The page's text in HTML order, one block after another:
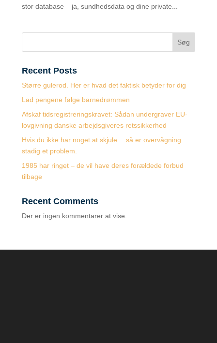
stor database – ja, sundhedsdata og dine private...
Søg
Recent Posts
Større gulerod. Her er hvad det faktisk betyder for dig
Lad pengene følge barnedrømmen
Afskaf tidsregistreringskravet: Sådan undergraver EU-
lovgivning danske arbejdsgiveres retssikkerhed
Hvis du ikke har noget at skjule… så er overvågning
stadig et problem.
1985 har ringet – de vil have deres forældede forbud
tilbage
Recent Comments
Der er ingen kommentarer at vise.